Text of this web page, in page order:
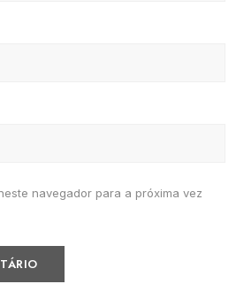
navegador para a próxima vez